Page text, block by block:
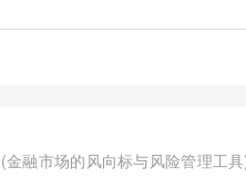
融市场的风向标与风险管理工